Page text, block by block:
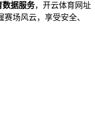
数据服务，开云体育网址
场风云，享受安全、